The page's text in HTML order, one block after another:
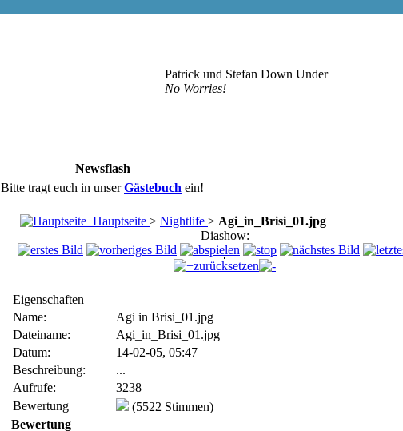
Patrick und Stefan Down Under
No Worries!
Newsflash
Bitte tragt euch in unserGästebuch ein!
Hauptseite > Nightlife > Agi_in_Brisi_01.jpg
Diashow:
zurücksetzen
Eigenschaften
Name:
Agi in Brisi_01.jpg
Dateiname:
Agi_in_Brisi_01.jpg
Datum:
14-02-05, 05:47
Beschreibung:
...
Aufrufe:
3238
Bewertung
(5522 Stimmen)
Bewertung